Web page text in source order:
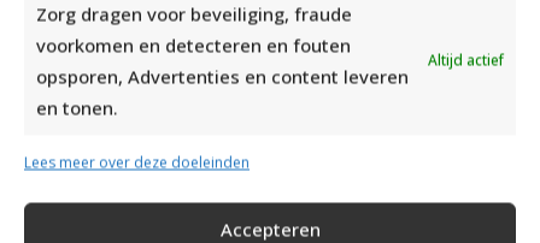
Zorg dragen voor beveiliging, fraude
voorkomen en detecteren en fouten
opsporen, Advertenties en content leveren
en tonen.
Altijd actief
Lees meer over deze doeleinden
Accepteren